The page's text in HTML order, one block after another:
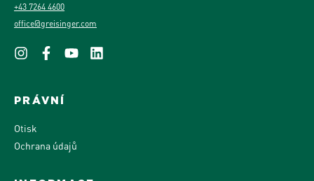
+43 7264 4600
office@greisinger.com
PRÁVNÍ
Otisk
Ochrana údajů